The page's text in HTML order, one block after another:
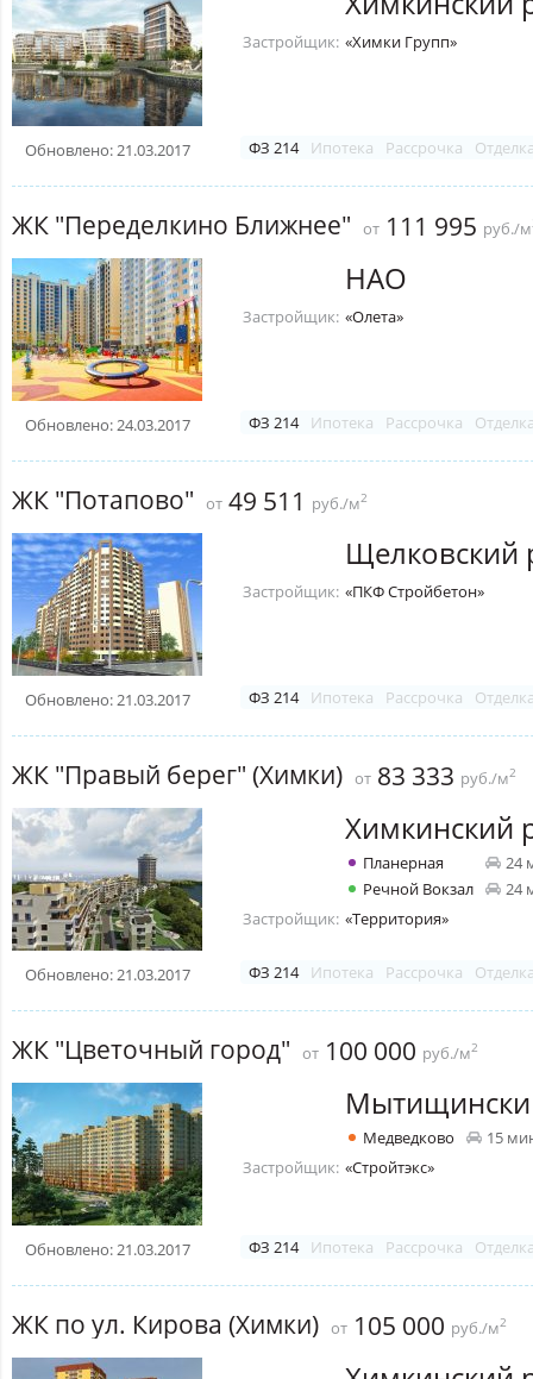
Обновлено: 21.03.2017
Застройщик: «Химки Групп»
ФЗ 214 Ипотека Рассрочка
ЖК "Переделкино Ближнее" от 111 995 руб./м
Обновлено: 24.03.2017
НАО
Застройщик: «Олета»
ФЗ 214 Ипотека Рассрочка
ЖК "Потапово" от 49 511 руб./м2
Обновлено: 21.03.2017
Щелковский
Застройщик: «ПКФ Стройбетон»
ФЗ 214 Ипотека Рассрочка
ЖК "Правый берег" (Химки) от 83 333 руб./м2
Обновлено: 21.03.2017
Химкинский
Планерная
24
Речной Вокзал
24
Застройщик: «Территория»
ФЗ 214 Ипотека Рассрочка
ЖК "Цветочный город" от 100 000 руб./м2
Обновлено: 21.03.2017
Медведково
15
Застройщик: «Стройтэкс»
ФЗ 214 Ипотека Рассрочка
ЖК по ул. Кирова (Химки) от 105 000 руб./м2